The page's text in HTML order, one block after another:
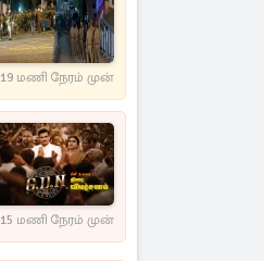
19 மணி நேரம் முன்
15 மணி நேரம் முன்